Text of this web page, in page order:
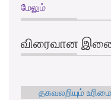
மேலும்
விரைவான
தகவலறியும்